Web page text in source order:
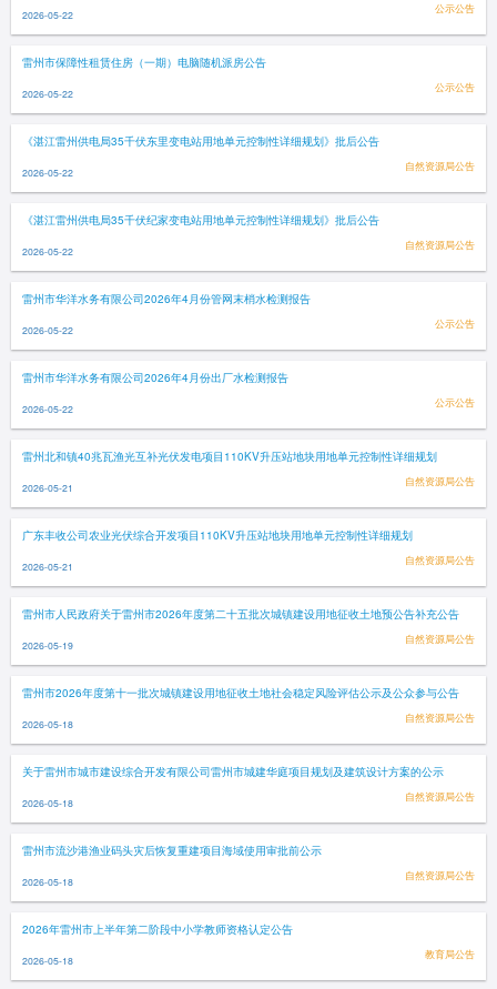
2026-05-22 公示公告
雷州市保障性租赁住房（一期）电脑随机派房公告
2026-05-22 公示公告
《湛江雷州供电局35千伏东里变电站用地单元控制性详细规划》批后公告
2026-05-22 自然资源局公告
《湛江雷州供电局35千伏纪家变电站用地单元控制性详细规划》批后公告
2026-05-22 自然资源局公告
雷州市华洋水务有限公司2026年4月份管网末梢水检测报告
2026-05-22 公示公告
雷州市华洋水务有限公司2026年4月份出厂水检测报告
2026-05-22 公示公告
雷州北和镇40兆瓦渔光互补光伏发电项目110KV升压站地块用地单元控制性详细规划
2026-05-21 自然资源局公告
广东丰收公司农业光伏综合开发项目110KV升压站地块用地单元控制性详细规划
2026-05-21 自然资源局公告
雷州市人民政府关于雷州市2026年度第二十五批次城镇建设用地征收土地预公告补充公告
2026-05-19 自然资源局公告
雷州市2026年度第十一批次城镇建设用地征收土地社会稳定风险评估公示及公众参与公告
2026-05-18 自然资源局公告
关于雷州市城市建设综合开发有限公司雷州市城建华庭项目规划及建筑设计方案的公示
2026-05-18 自然资源局公告
雷州市流沙港渔业码头灾后恢复重建项目海域使用审批前公示
2026-05-18 自然资源局公告
2026年雷州市上半年第二阶段中小学教师资格认定公告
2026-05-18 教育局公告